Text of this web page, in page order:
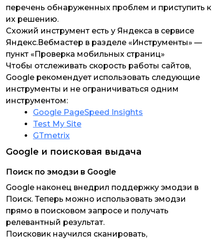
перечень обнаруженных проблем и приступить к
их решению.
Схожий инструмент есть у Яндекса в сервисе
Яндекс.Вебмастер в разделе «Инструменты» —
пункт «Проверка мобильных страниц»
Чтобы отслеживать скорость работы сайтов,
Google рекомендует использовать следующие
инструменты и не ограничиваться одним
инструментом:
Google PageSpeed Insights
Test My Site
GTmetrix
Google и поисковая выдача
Поиск по эмодзи в Google
Google наконец внедрил поддержку эмодзи в
Поиск. Теперь можно использовать эмодзи
прямо в поисковом запросе и получать
релевантный результат.
Поисковик научился сканировать,